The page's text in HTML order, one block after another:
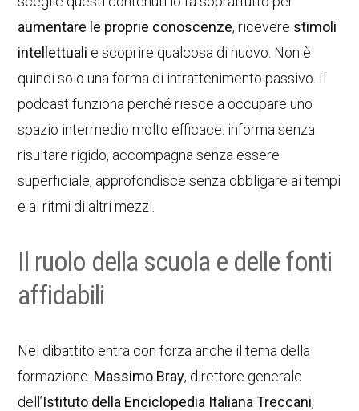
aumentare le proprie conoscenze, ricevere stimoli
intellettuali e scoprire qualcosa di nuovo. Non è
quindi solo una forma di intrattenimento passivo. Il
podcast funziona perché riesce a occupare uno
spazio intermedio molto efficace: informa senza
risultare rigido, accompagna senza essere
superficiale, approfondisce senza obbligare ai tempi
e ai ritmi di altri mezzi.
Il ruolo della scuola e delle fonti
affidabili
Nel dibattito entra con forza anche il tema della
formazione. Massimo Bray, direttore generale
dell’Istituto della Enciclopedia Italiana Treccani,